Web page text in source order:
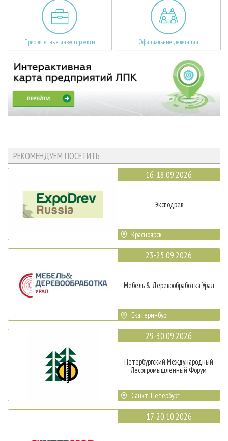
Приоритетные инвестпроекты Официальные делегации
РЕКОМЕНДУЕМ ПОСЕТИТЬ
16-18.09.2026
Эксподрев
Красноярск
23-25.09.2026
Мебель & Деревообработка Урал
Екатеринбург
29-30.09.2026
Петербургский Международный
Лесопромышленный Форум
Санкт-Петербург
17-20.10.2026